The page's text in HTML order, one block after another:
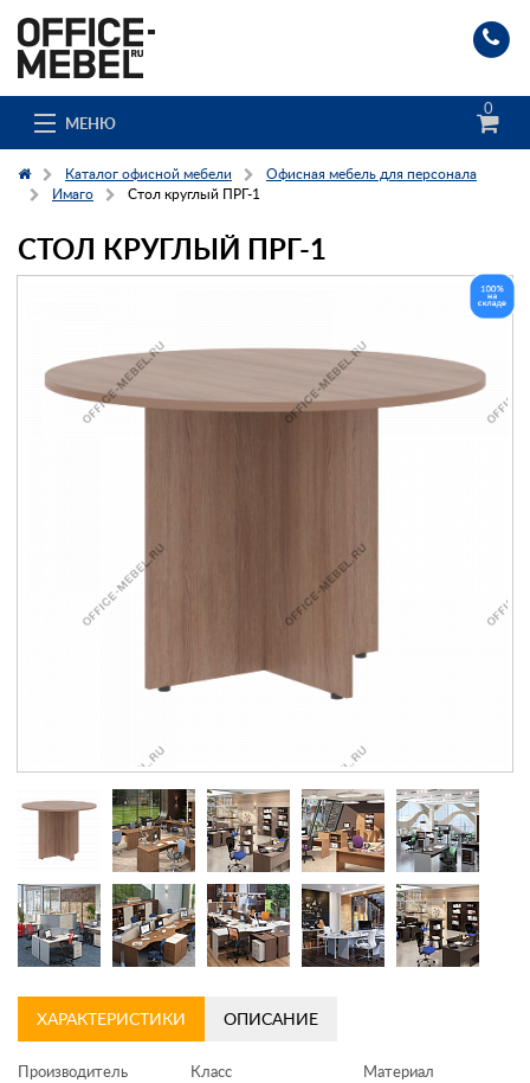
МЕНЮ
0
Каталог
Доставка и сборка
Гос. заказчикам
Заказать обратный звонок
Каталог офисной мебели
Офисная мебель для персонала
Имаго
Стол круглый ПРГ-1
СТОЛ КРУГЛЫЙ ПРГ-1
ХАРАКТЕРИСТИКИ ОПИСАНИЕ
Производитель Класс Материал